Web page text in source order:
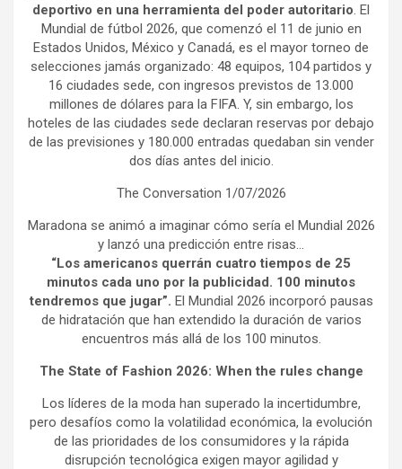
deportivo en una herramienta del poder autoritario. El
Mundial de fútbol 2026, que comenzó el 11 de junio en
Estados Unidos, México y Canadá, es el mayor torneo de
selecciones jamás organizado: 48 equipos, 104 partidos y
16 ciudades sede, con ingresos previstos de 13.000
millones de dólares para la FIFA. Y, sin embargo, los
hoteles de las ciudades sede declaran reservas por debajo
de las previsiones y 180.000 entradas quedaban sin vender
dos días antes del inicio.
The Conversation 1/07/2026
Maradona se animó a imaginar cómo sería el Mundial 2026
y lanzó una predicción entre risas…
“Los americanos querrán cuatro tiempos de 25
minutos cada uno por la publicidad. 100 minutos
tendremos que jugar”. El Mundial 2026 incorporó pausas
de hidratación que han extendido la duración de varios
encuentros más allá de los 100 minutos.
The State of Fashion 2026: When the rules change
Los líderes de la moda han superado la incertidumbre,
pero desafíos como la volatilidad económica, la evolución
de las prioridades de los consumidores y la rápida
disrupción tecnológica exigen mayor agilidad y